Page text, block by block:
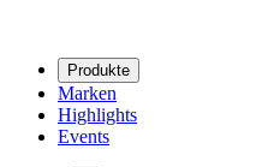
Produkte
Marken
Highlights
Events